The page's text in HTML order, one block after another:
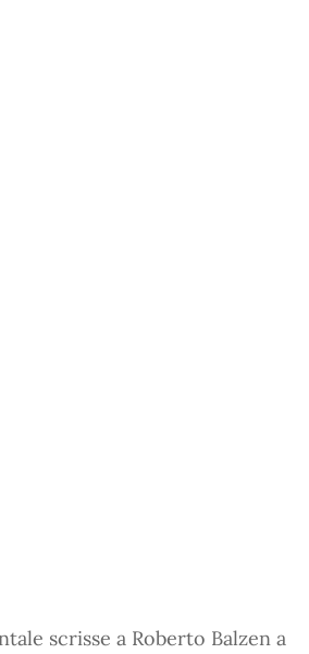
scrisse a Roberto Balzen a